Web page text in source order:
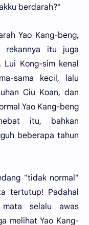
berdarah?"
Yao Kang-beng,
rekannya itu juga
Kong-sim kenal
sama kecil, lalu
Ciu Koan, dan
Yao Kang-beng
itu, bahkan
beberapa tahun
"tidak normal"
tertutup! Padahal
selalu awas
melihat Yao Kang-